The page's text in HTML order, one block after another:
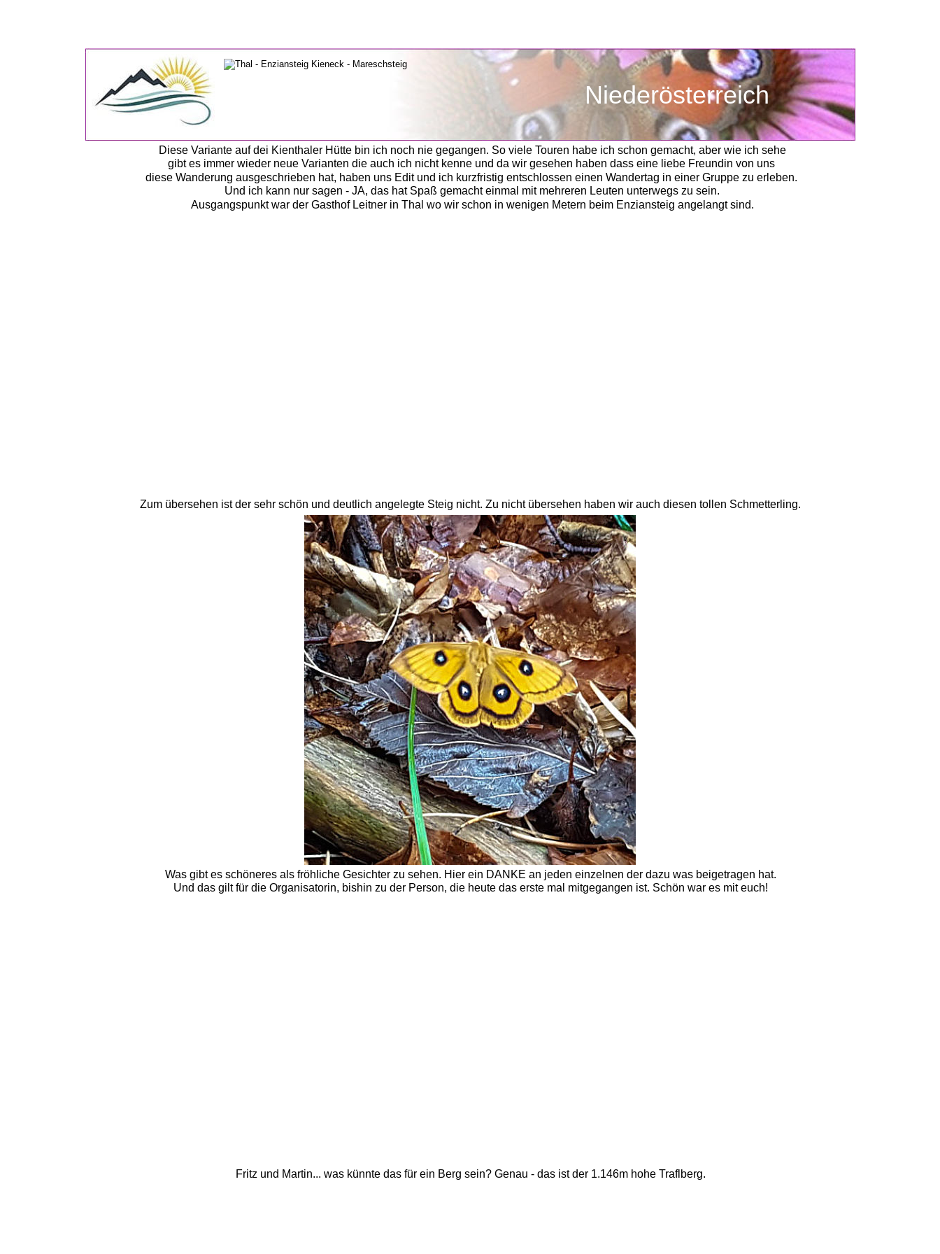
Diese Variante auf dei Kienthaler Hütte bin ich noch nie gegangen. So viele Touren habe ich schon gemacht, aber wie ich sehe
gibt es immer wieder neue Varianten die auch ich nicht kenne und da wir gesehen haben dass eine liebe Freundin von uns
diese Wanderung ausgeschrieben hat, haben uns Edit und ich kurzfristig entschlossen einen Wandertag in einer Gruppe zu erleben.
Und ich kann nur sagen - JA, das hat Spaß gemacht einmal mit mehreren Leuten unterwegs zu sein.
Ausgangspunkt war der Gasthof Leitner in Thal wo wir schon in wenigen Metern beim Enziansteig angelangt sind.
Niederösterreich
Zum übersehen ist der sehr schön und deutlich angelegte Steig nicht. Zu nicht übersehen haben wir auch diesen tollen Schmetterling.
Was gibt es schöneres als fröhliche Gesichter zu sehen. Hier ein DANKE an jeden einzelnen der dazu was beigetragen hat.
Und das gilt für die Organisatorin, bishin zu der Person, die heute das erste mal mitgegangen ist. Schön war es mit euch!
Fritz und Martin... was künnte das für ein Berg sein? Genau - das ist der 1.146m hohe Traflberg.